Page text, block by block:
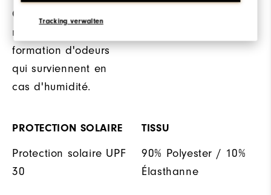
Tracking verwalten
Cette finition anti
microbienne réduit la
formation d'odeurs
qui surviennent en
cas d'humidité.
Couture rabattue pour
PROTECTION SOLAIRE
Protection solaire UPF
30
TISSU
90% Polyester / 10%
Élasthanne